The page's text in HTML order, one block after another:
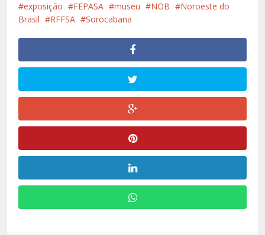
exposição
FEPASA museu NOB
Noroeste do
Brasil
RFFSA Sorocabana